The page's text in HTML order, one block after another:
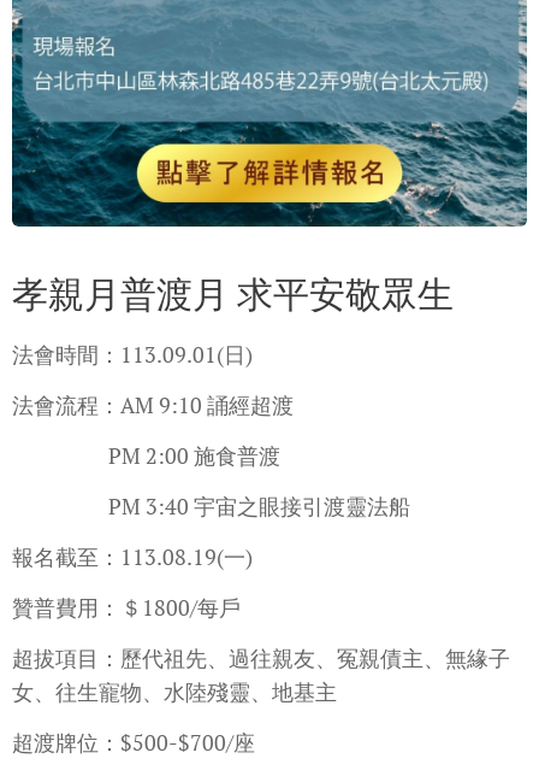
孝親月普渡月 求平安敬眾生
法會時間：113.09.01(日)
法會流程：AM 9:10 誦經超渡
PM 2:00 施食普渡
PM 3:40 宇宙之眼接引渡靈法船
報名截至：113.08.19(一)
贊普費用：＄1800/每戶
超拔項目：歷代祖先、過往親友、冤親債主、無緣子
女、往生寵物、水陸殘靈、地基主
超渡牌位：$500-$700/座